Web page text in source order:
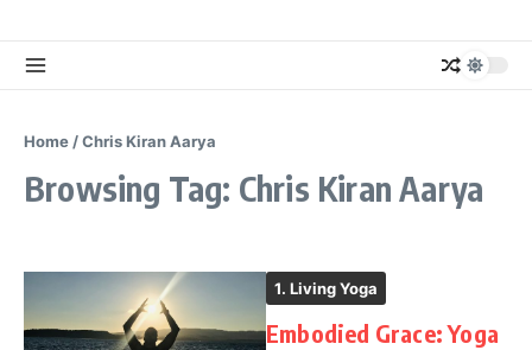
Home /Chris Kiran Aarya
Browsing Tag: Chris Kiran Aarya
1. Living Yoga
Embodied Grace: Yoga